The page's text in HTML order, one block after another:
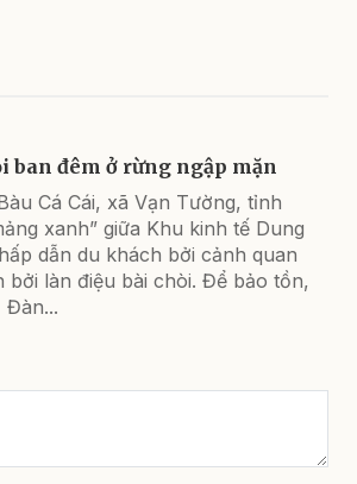
ban đêm ở rừng ngập mặn
Cá Cái, xã Vạn Tường, tỉnh
xanh” giữa Khu kinh tế Dung
dẫn du khách bởi cảnh quan
bởi làn điệu bài chòi. Để bảo tồn,
Đàn...